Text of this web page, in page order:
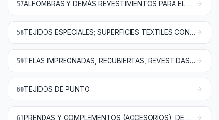
57 ALFOMBRAS Y DEMÁS REVESTIMIENTOS PARA EL SUELO, DE MATERIA TEXTIL
58 TEJIDOS ESPECIALES; SUPERFICIES TEXTILES CON MECHÓN INSERTADO; ENCAJES; TAPICERÍA; PASAMANERÍA; BORDADOS
59 TELAS IMPREGNADAS, RECUBIERTAS, REVESTIDAS O ESTRATIFICADAS; ARTÍCULOS TÉCNICOS DE MATERIA TEXTIL
60TEJIDOS DE PUNTO
61 PRENDAS Y COMPLEMENTOS (ACCESORIOS), DE VESTIR, DE PUNTO